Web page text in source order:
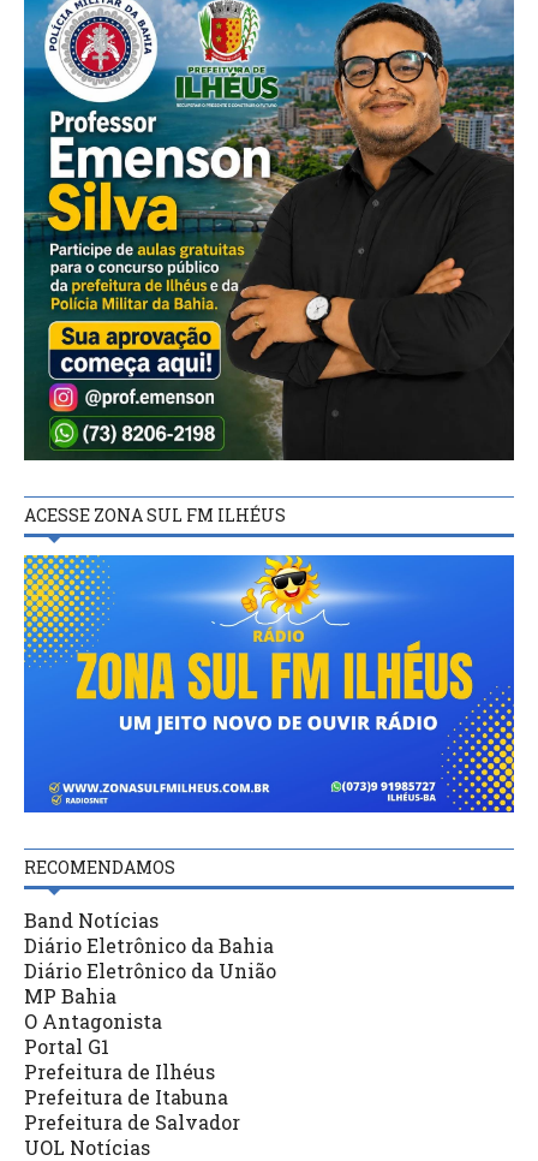
ACESSE ZONA SUL FM ILHÉUS
RECOMENDAMOS
Band Notícias
Diário Eletrônico da Bahia
Diário Eletrônico da União
MP Bahia
O Antagonista
Portal G1
Prefeitura de Ilhéus
Prefeitura de Itabuna
Prefeitura de Salvador
UOL Notícias